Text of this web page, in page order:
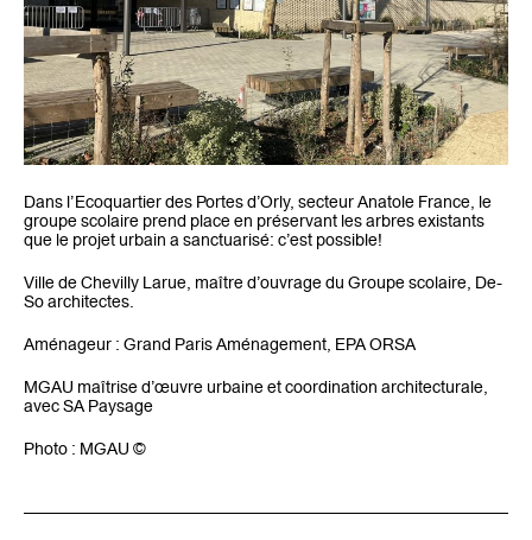
Dans l’Ecoquartier des Portes d’Orly, secteur Anatole France, le
groupe scolaire prend place en préservant les arbres existants
que le projet urbain a sanctuarisé: c’est possible!
Ville de Chevilly Larue, maître d’ouvrage du Groupe scolaire, De-
So architectes.
Aménageur : Grand Paris Aménagement, EPA ORSA
MGAU maîtrise d’œuvre urbaine et coordination architecturale,
avec SA Paysage
Photo : MGAU ©